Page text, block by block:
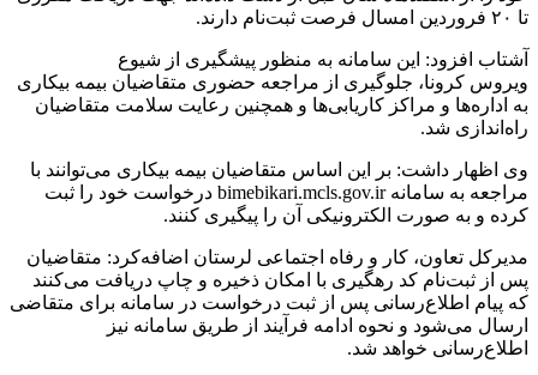
تا ۲۰ فروردین امسال فرصت ثبت‌نام دارند.
آشتاب افزود: این سامانه به منظور پیشگیری از شیوع
ویروس کرونا، جلوگیری از مراجعه حضوری متقاضیان بیمه بیکاری
به اداره‌ها و مراکز کاریابی‌ها و همچنین رعایت سلامت متقاضیان
راه‌اندازی شد.
وی اظهار داشت: بر این اساس متقاضیان بیمه بیکاری می‌توانند با
مراجعه به سامانه bimebikari.mcls.gov.ir درخواست خود را ثبت
کرده و به صورت الکترونیکی آن را پیگیری کنند.
مدیرکل تعاون، کار و رفاه اجتماعی لرستان اضافه‌کرد: متقاضیان
پس از ثبت‌نام کد رهگیری با امکان ذخیره و چاپ دریافت می‌کنند
که پیام اطلاع‌رسانی پس از ثبت درخواست در سامانه برای متقاضی
ارسال می‌شود و نحوه ادامه فرآیند از طریق سامانه نیز
اطلاع‌رسانی خواهد شد.